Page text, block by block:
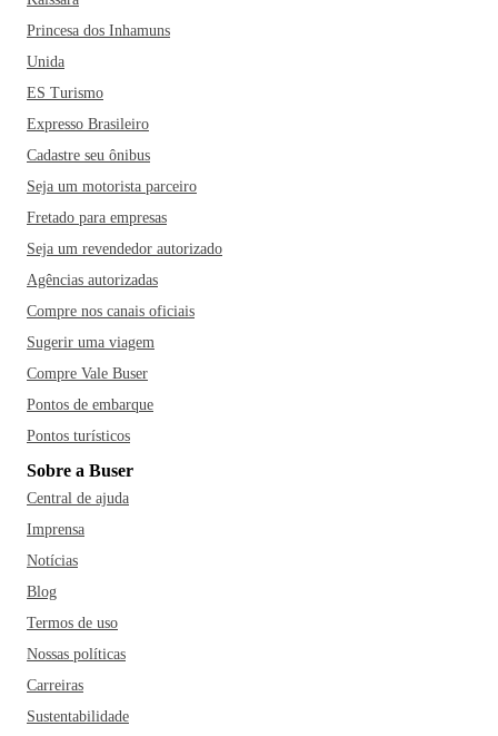
Princesa dos Inhamuns
Unida
ES Turismo
Expresso Brasileiro
Cadastre seu ônibus
Seja um motorista parceiro
Fretado para empresas
Seja um revendedor autorizado
Agências autorizadas
Compre nos canais oficiais
Sugerir uma viagem
Compre Vale Buser
Pontos de embarque
Pontos turísticos
Sobre a Buser
Central de ajuda
Imprensa
Notícias
Blog
Termos de uso
Nossas políticas
Carreiras
Sustentabilidade